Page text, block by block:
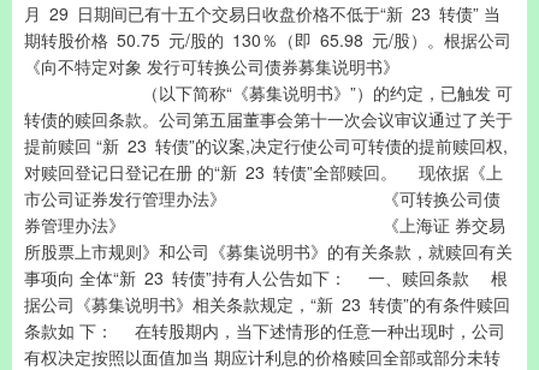
月 29 日期间已有十五个交易日收盘价格不低于“新 23 转债” 当
期转股价格 50.75 元/股的 130％（即 65.98 元/股）。根据公司
《向不特定对象 发行可转换公司债券募集说明书》
（以下简称“《募集说明书》”）的约定，已触发 可
转债的赎回条款。公司第五届董事会第十一次会议审议通过了关于
提前赎回 “新 23 转债”的议案,决定行使公司可转债的提前赎回权,
对赎回登记日登记在册 的“新 23 转债”全部赎回。 现依据《上
市公司证券发行管理办法》 《可转换公司债
券管理办法》 《上海证 券交易
所股票上市规则》和公司《募集说明书》的有关条款，就赎回有关
事项向 全体“新 23 转债”持有人公告如下： 一、赎回条款 根
据公司《募集说明书》相关条款规定，“新 23 转债”的有条件赎回
条款如 下： 在转股期内，当下述情形的任意一种出现时，公司
有权决定按照以面值加当 期应计利息的价格赎回全部或部分未转